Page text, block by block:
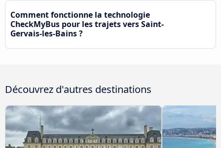
Comment fonctionne la technologie
CheckMyBus pour les trajets vers Saint-
Gervais-les-Bains ?
Découvrez d'autres destinations